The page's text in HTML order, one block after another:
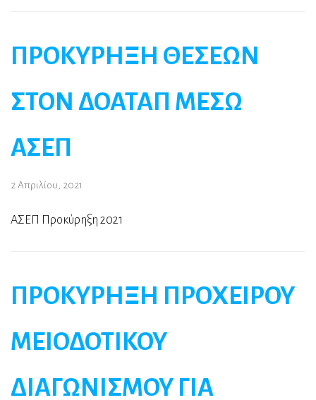
ΠΡΟΚΥΡΗΞΗ ΘΕΣΕΩΝ
ΣΤΟΝ ΔΟΑΤΑΠ ΜΕΣΩ
ΑΣΕΠ
2 Απριλίου, 2021
ΑΣΕΠ Προκύρηξη 2021
ΠΡΟΚΥΡΗΞΗ ΠΡΟΧΕΙΡΟΥ
ΜΕΙΟΔΟΤΙΚΟΥ
ΔΙΑΓΩΝΙΣΜΟΥ ΓΙΑ